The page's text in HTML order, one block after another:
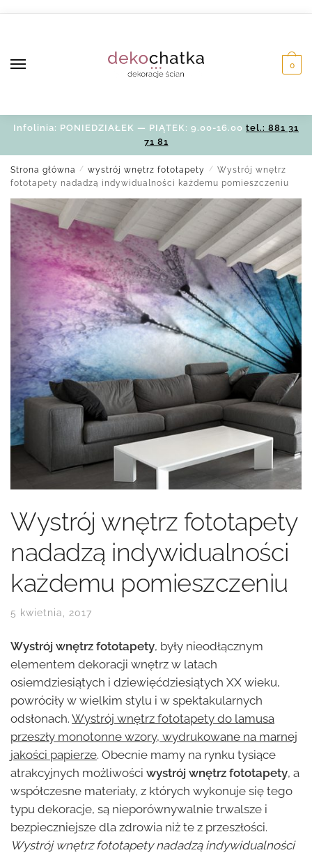
0
Infolinia: PONIEDZIAŁEK — PIĄTEK: 9.00-16.00 tel.: 881 31
71 81
Strona główna / wystrój wnętrz fototapety / Wystrój wnętrz
fototapety nadadzą indywidualności każdemu pomieszczeniu
Wystrój wnętrz fototapety
nadadzą indywidualności
każdemu pomieszczeniu
5 kwietnia, 2017
Wystrój wnętrz fototapety, były nieodłącznym
elementem dekoracji wnętrz w latach
osiemdziesiątych i dziewięćdziesiątych XX wieku,
powróciły w wielkim stylu i w spektakularnych
odsłonach. Wystrój wnętrz fototapety do lamusa
przeszły monotonne wzory, wydrukowane na marnej
jakości papierze. Obecnie mamy na rynku tysiące
atrakcyjnych możliwości wystrój wnętrz fototapety, a
współczesne materiały, z których wykonuje się tego
typu dekoracje, są nieporównywalnie trwalsze i
bezpieczniejsze dla zdrowia niż te z przeszłości.
Wystrój wnętrz fototapety nadadzą indywidualności